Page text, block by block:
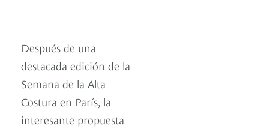
Después de una
destacada edición de la
Semana de la Alta
Costura en París, la
interesante propuesta